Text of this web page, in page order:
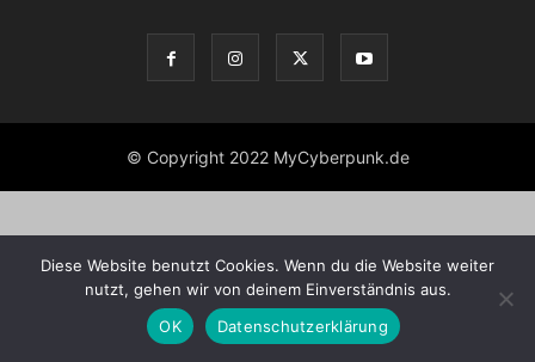
© Copyright 2022 MyCyberpunk.de
Diese Website benutzt Cookies. Wenn du die Website weiter
nutzt, gehen wir von deinem Einverständnis aus.
OK
Datenschutzerklärung